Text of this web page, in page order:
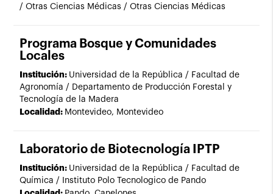
/ Otras Ciencias Médicas / Otras Ciencias Médicas
Programa Bosque y Comunidades
Locales
Institución: Universidad de la República / Facultad de
Agronomía / Departamento de Producción Forestal y
Tecnología de la Madera
Localidad: Montevideo, Montevideo
Laboratorio de Biotecnología IPTP
Institución: Universidad de la República / Facultad de
Química / Instituto Polo Tecnologico de Pando